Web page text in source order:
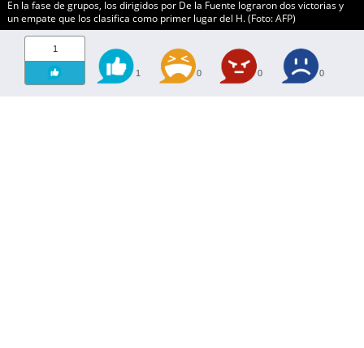
En la fase de grupos, los dirigidos por De la Fuente lograron dos victorias y
un empate que los clasifica como primer lugar del H. (Foto: AFP)
1
1 0 0 0